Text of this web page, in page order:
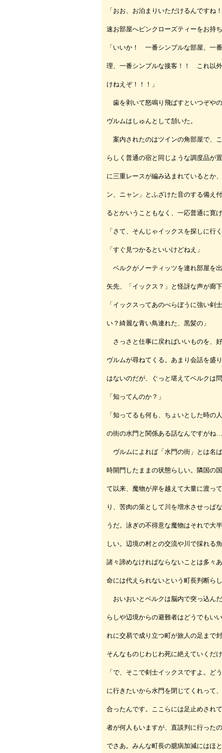
「おお、お泊まりいただけるんです
速お部屋へピンクローズティーをお持
「いいか！ 一番シンプルな部屋、一
理、一番シンプルな接客！！ これ以
けねえぞ！！！」
歯を剥いて怒鳴り飛ばすといつぞや
ヴルムはしゅんとして頷いた。
案内されたのはツインの角部屋で、
らしく普通の宿と同じような調度品が
に三重レースが編み込まれているとか
ン、ニャン」とふざけた音のする備え
るとかいうこともなく、一応普通に寛
「さて、そんじゃイックスを探しに行
「すぐ見つかるといいけどねえ」
ベルクがノーティッツを連れ部屋を
矢先、「イックス？」と怪訝な声が廊
「イックスってあのべらぼうに強い剣
い？綺麗な青い鳥連れた、黒髪の」
さっさと仕事に戻ればいいものを、
ヴルムが尋ねてくる。あまり会話を盛
はないのだが、ぐっと堪えてベルクは
「知ってんのか？」
「知ってるも何も、ちょいとした時の
の街の水門と関係ある話なんですが
ヴルムによれば「水門の街」とは名
時開門したままの状態らしい。隣国の
て以来、魔物が岸を越えて大量に渡っ
り、苦肉の策として川を増水させっぱ
うだ。泳ぎの不得意な魔物はそれで大
しい。辺境の村との交流や川で採れる
諸々諦めなければならないことは多々
命には代えられないという町長判断ら
おいおいとベルクは脳内で突っ込ん
らしや辺境からの避難者はどうでもい
れに交易で成り立つ町が旅人の足まで
そんなものじわじわ死に絶えていくだ
「で、そこで剣士イックスですよ。ど
に行きたいから水門を閉じてくれって
合ったんです。ここらには足止めされ
者が何人もいますが、直談判に行った
でさあ。みんな町長の臆病加減にはほ